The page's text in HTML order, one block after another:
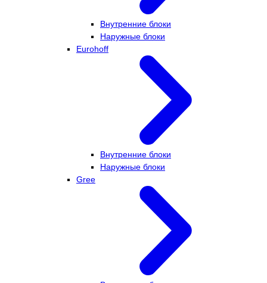
Внутренние блоки
Наружные блоки
Eurohoff
Внутренние блоки
Наружные блоки
Gree